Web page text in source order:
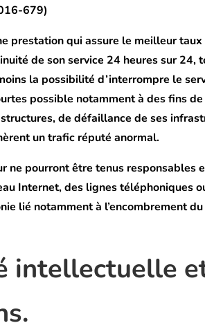
679)
prestation qui assure le meilleur
de son service 24 heures sur 24,
la possibilité d’interrompre le
possible notamment à des fins
de défaillance de ses
un trafic réputé anormal.
ne pourront être tenus responsables
Internet, des lignes téléphoniques
lié notamment à l’encombrement
intellectuelle